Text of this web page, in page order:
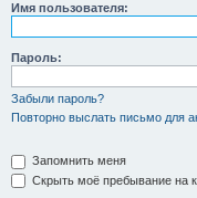
Имя пользователя:
Пароль:
Забыли пароль?
Повторно выслать письмо для
Запомнить меня
Скрыть моё пребывание на